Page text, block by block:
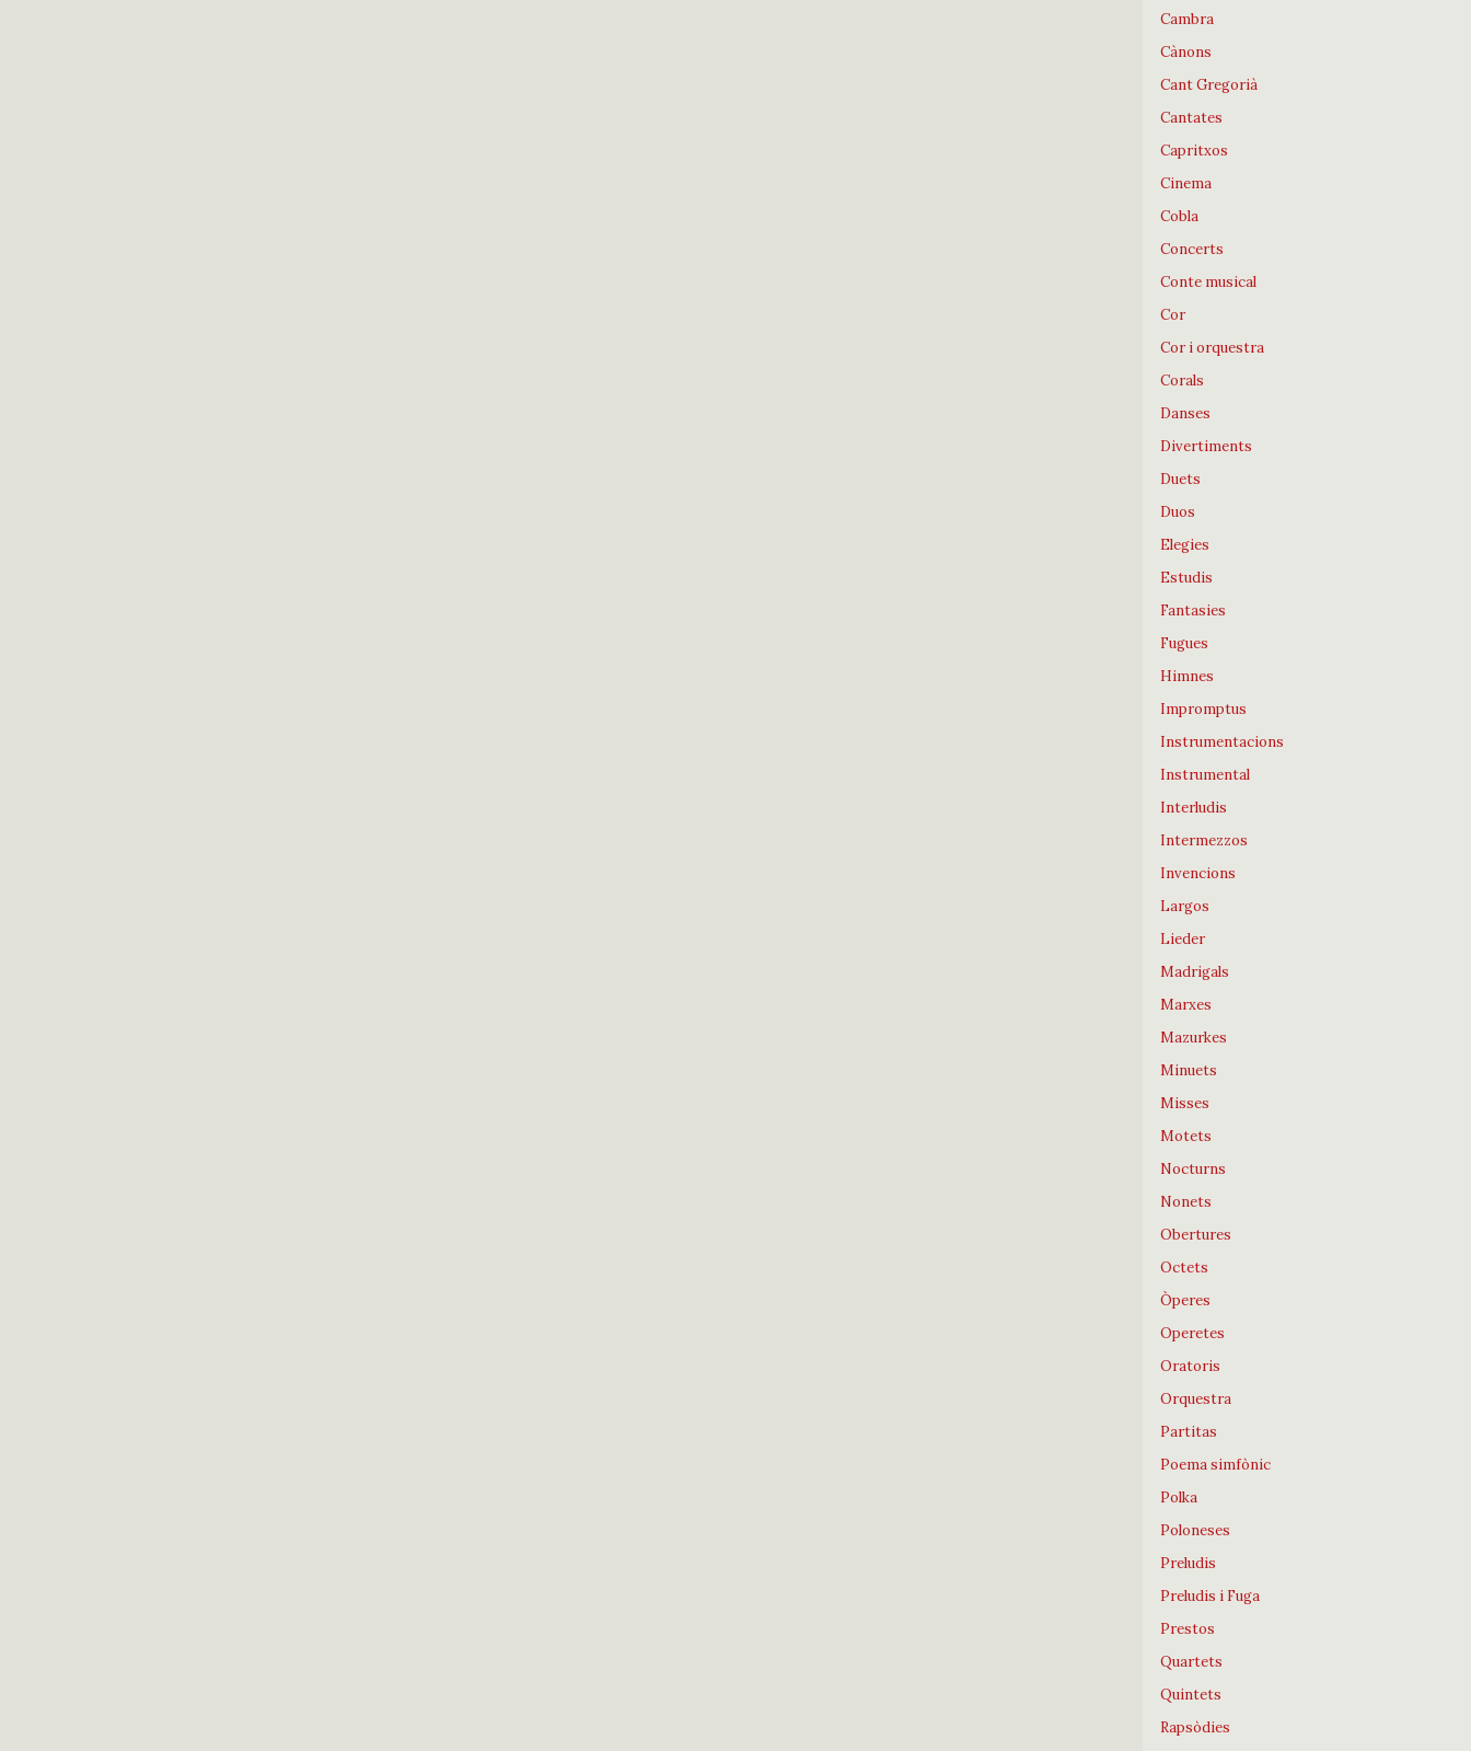
Cambra
Cànons
Cant Gregorià
Cantates
Capritxos
Cinema
Cobla
Concerts
Conte musical
Cor
Cor i orquestra
Corals
Danses
Divertiments
Duets
Duos
Elegies
Estudis
Fantasies
Fugues
Himnes
Impromptus
Instrumentacions
Instrumental
Interludis
Intermezzos
Invencions
Largos
Lieder
Madrigals
Marxes
Mazurkes
Minuets
Misses
Motets
Nocturns
Nonets
Obertures
Octets
Òperes
Operetes
Oratoris
Orquestra
Partitas
Poema simfònic
Polka
Poloneses
Preludis
Preludis i Fuga
Prestos
Quartets
Quintets
Rapsòdies